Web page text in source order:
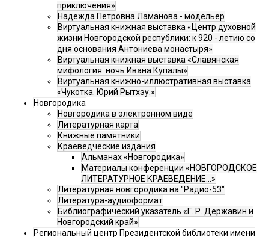
приключения»
Надежда Петровна Ламанова - модельер
Виртуальная книжная выставка «Центр духовной
жизни Новгородской республики: к 920 - летию со
дня основания Антониева монастыря»
Виртуальная книжная выставка «Славянская
мифология: ночь Ивана Купалы»
Виртуальная книжно-иллюстративная выставка
«Чукотка. Юрий Рытхэу.»
Новгородика
Новгородика в электронном виде
Литературная карта
Книжные памятники
Краеведческие издания
Альманах «Новгородика»
Материалы конференции «НОВГОРОДСКОЕ
ЛИТЕРАТУРНОЕ КРАЕВЕДЕНИЕ...»
Литературная новгородика на "Радио-53"
Литература-аудиоформат
Библиографический указатель «Г. Р. Державин и
Новгородский край»
Региональный центр Президентской библиотеки имени